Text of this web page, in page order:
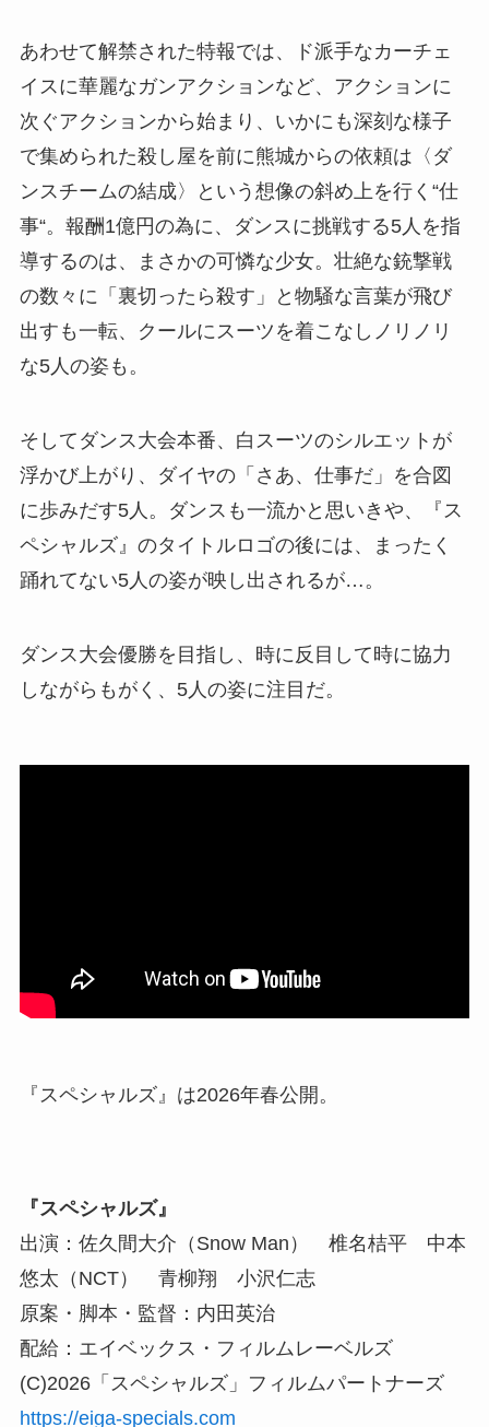
あわせて解禁された特報では、ド派手なカーチェ
イスに華麗なガンアクションなど、アクションに
次ぐアクションから始まり、いかにも深刻な様子
で集められた殺し屋を前に熊城からの依頼は〈ダ
ンスチームの結成〉という想像の斜め上を行く“仕
事“。報酬1億円の為に、ダンスに挑戦する5人を指
導するのは、まさかの可憐な少女。壮絶な銃撃戦
の数々に「裏切ったら殺す」と物騒な言葉が飛び
出すも一転、クールにスーツを着こなしノリノリ
な5人の姿も。
そしてダンス大会本番、白スーツのシルエットが
浮かび上がり、ダイヤの「さあ、仕事だ」を合図
に歩みだす5人。ダンスも一流かと思いきや、『ス
ペシャルズ』のタイトルロゴの後には、まったく
踊れてない5人の姿が映し出されるが…。
ダンス大会優勝を目指し、時に反目して時に協力
しながらもがく、5人の姿に注目だ。
『スペシャルズ』は2026年春公開。
『スペシャルズ』
出演：佐久間大介（Snow Man） 椎名桔平 中本
悠太（NCT） 青柳翔 小沢仁志
原案・脚本・監督：内田英治
配給：エイベックス・フィルムレーベルズ
(C)2026「スペシャルズ」フィルムパートナーズ
https://eiga-specials.com